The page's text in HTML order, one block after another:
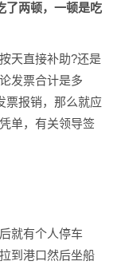
了两顿，一顿是吃
天直接补助?还是
发票合计是多
票报销，那么就应
单，有关领导签
就有个人停车
到港口然后坐船